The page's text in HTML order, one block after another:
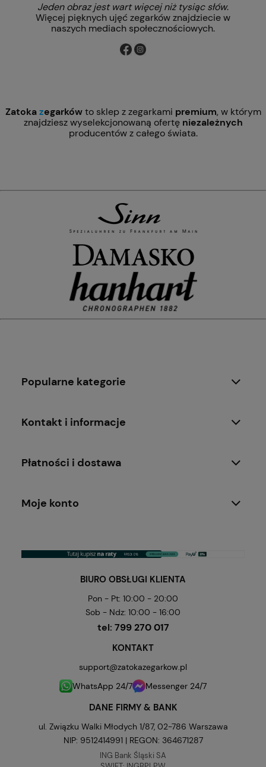
Jeden obraz jest wart więcej niż tysiąc słów.
Więcej pięknych ujęć zegarków znajdziecie w
naszych mediach społecznościowych.
Zatokazegarkówto sklep z zegarkami premium, w którym
znajdziesz wyselekcjonowaną ofertę niezależnych
producentów z całego świata.
Popularne kategorie
Kontakt i informacje
Płatności i dostawa
Moje konto
BIURO OBSŁUGI KLIENTA
Pon - Pt: 10:00 - 20:00
Sob - Ndz: 10:00 - 16:00
tel: 799 270 017
KONTAKT
support@zatokazegarkow.pl
WhatsApp 24/7
Messenger 24/7
DANE FIRMY & BANK
ul. Związku Walki Młodych 1/87, 02-786 Warszawa
NIP: 9512414991 | REGON: 364671287
ING Bank Śląski SA